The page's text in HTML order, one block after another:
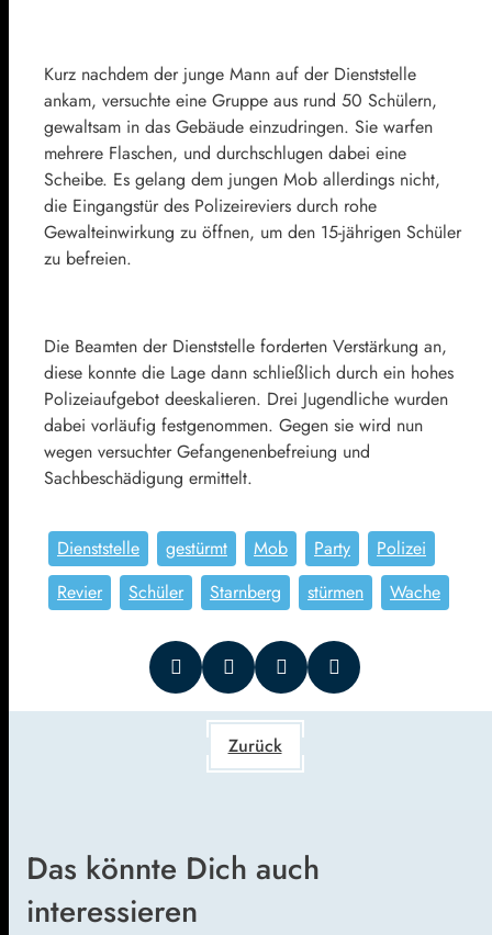
Kurz nachdem der junge Mann auf der Dienststelle
ankam, versuchte eine Gruppe aus rund 50 Schülern,
gewaltsam in das Gebäude einzudringen. Sie warfen
mehrere Flaschen, und durchschlugen dabei eine
Scheibe. Es gelang dem jungen Mob allerdings nicht,
die Eingangstür des Polizeireviers durch rohe
Gewalteinwirkung zu öffnen, um den 15-jährigen Schüler
zu befreien.
Die Beamten der Dienststelle forderten Verstärkung an,
diese konnte die Lage dann schließlich durch ein hohes
Polizeiaufgebot deeskalieren. Drei Jugendliche wurden
dabei vorläufig festgenommen. Gegen sie wird nun
wegen versuchter Gefangenenbefreiung und
Sachbeschädigung ermittelt.
Dienststelle gestürmt Mob Party
Polizei
Revier
Schüler Starnberg stürmen Wache
Zurück
Das könnte Dich auch
interessieren